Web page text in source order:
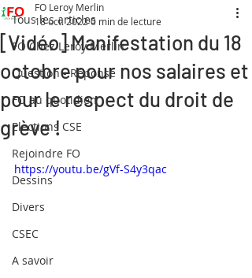
Tous les articles
FO Chez Leroy Merlin
Question - Réponse
FO au quotidien
Elections CSE
Rejoindre FO
Dessins
Divers
CSEC
A savoir
[Vidéo] Manifestation du 18
octobre pour nos salaires et
pour le respect du droit de
grève !
FO Leroy Merlin
18 oct. 20220 min de lecture
https://youtu.be/gVf-S4y3qac